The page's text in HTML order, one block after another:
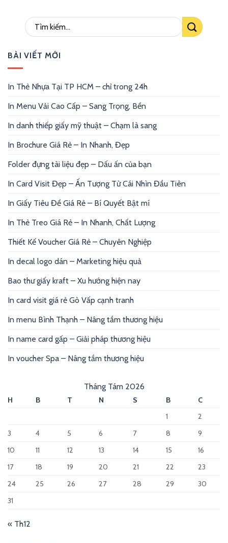
BÀI VIẾT MỚI
In Thẻ Nhựa Tại TP HCM – chỉ trong 24h
In Menu Vải Cao Cấp – Sang Trọng, Bền
In danh thiếp giấy mỹ thuật – Chạm là sang
In Brochure Giá Rẻ – In Nhanh, Đẹp
Folder đựng tài liệu đẹp – Dấu ấn của bạn
In Card Visit Đẹp – Ấn Tượng Từ Cái Nhìn Đầu Tiên
In Giấy Tiêu Đề Giá Rẻ – Bí Quyết Bật mí
In Thẻ Treo Giá Rẻ – In Nhanh, Chất Lượng
Thiết Kế Voucher Giá Rẻ – Chuyên Nghiệp
In decal logo dán – Marketing hiệu quả
Bao thư giấy kraft – Xu hướng hiện nay
In card visit giá rẻ Gò Vấp cạnh tranh
In menu Bình Thạnh – Nâng tầm thương hiệu
In name card gấp – Giải pháp thương hiệu
In voucher Spa – Nâng tầm thương hiệu
Tháng Tám 2026
H B T N S B
C
1
2
3
4 5 6 7 8
9
10
11 12 13 14 15
16
17
18 19 20 21 22
23
24
25 26 27 28 29
30
31
« Th12